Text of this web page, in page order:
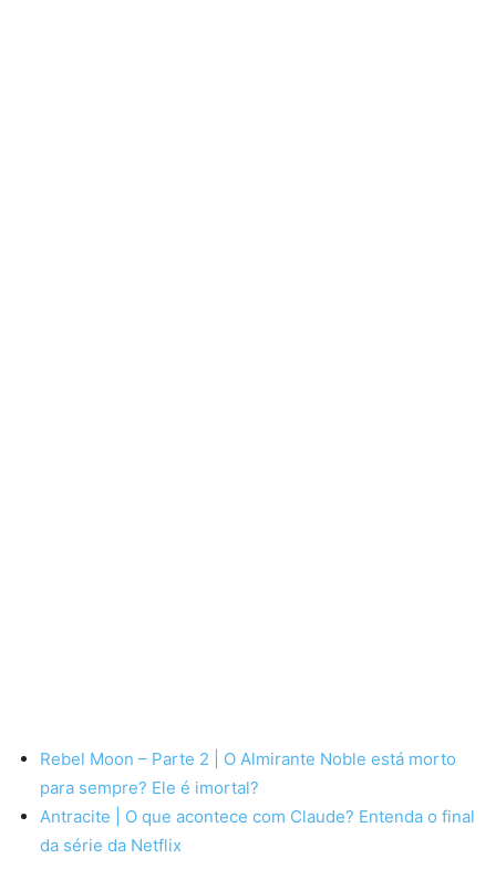
Rebel Moon – Parte 2 | O Almirante Noble está morto
para sempre? Ele é imortal?
Antracite | O que acontece com Claude? Entenda o final
da série da Netflix